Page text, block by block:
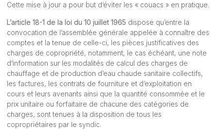
Cette mise à jour a pour but d‘éviter les « couacs » en pratique.
L’article 18-1 de la loi du 10 juillet 1965 dispose qu’entre la
convocation de l’assemblée générale appelée à connaître des
comptes et la tenue de celle-ci, les pièces justificatives des
charges de copropriété, notamment, le cas échéant, une note
d’information sur les modalités de calcul des charges de
chauffage et de production d’eau chaude sanitaire collectifs,
les factures, les contrats de fourniture et d’exploitation en
cours et leurs avenants ainsi que la quantité consommée et le
prix unitaire ou forfaitaire de chacune des catégories de
charges, sont tenues à la disposition de tous les
copropriétaires par le syndic.